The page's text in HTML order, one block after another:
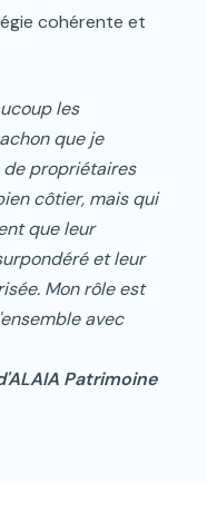
cohérente et
les
que je
de propriétaires
côtier, mais qui
que leur
et leur
Mon rôle est
avec
Patrimoine